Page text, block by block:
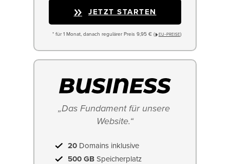
JETZT STARTEN
* für 1 Monat, danach regulärer Preis 9,95 € ( EU−PREISE)
„Das Fundament für unsere
Website.“
20 Domains inklusive
500 GB Speicherplatz